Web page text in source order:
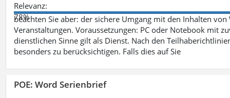
Relevanz:
78%
beachten Sie aber: der sichere Umgang mit den Inhalten
Veranstaltungen. Voraussetzungen: PC oder Notebook mit
dienstlichen Sinne gilt als Dienst. Nach den
besonders zu berücksichtigen. Falls dies auf Sie
POE: Word Serienbrief